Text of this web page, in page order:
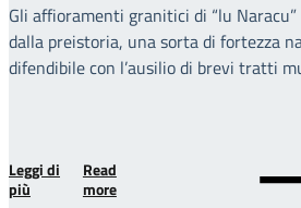
Gli affioramenti granitici di “lu
dalla preistoria, una sorta di fortezza
difendibile con l’ausilio di brevi tratti
Leggi di
più
Read
more